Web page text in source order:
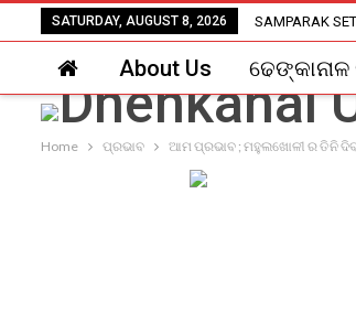
SATURDAY, AUGUST 8, 2026 SAMPARAK
About Us
Home ପ୍ରଭାବ ଆମ ପ୍ରଭାବ ; ମହୁଲଖୋଳୀ ର ତିନି